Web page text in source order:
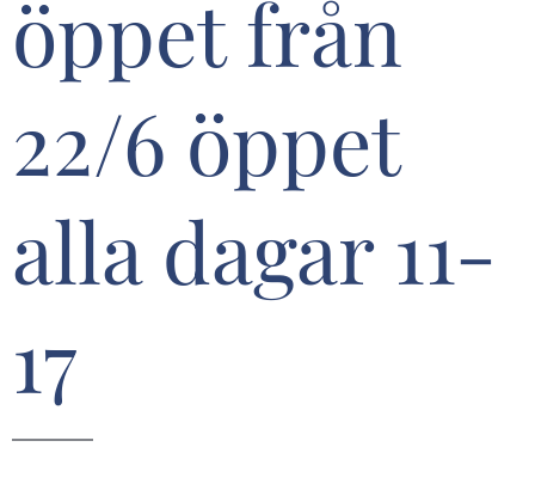
öppet från
22/6 öppet
alla dagar 11-
17